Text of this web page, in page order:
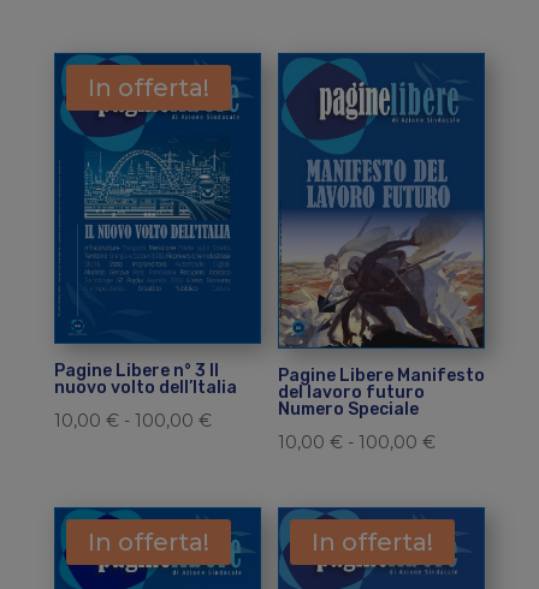
da
10,00 €
a
100,00 €
prezzo:
da
10,00 €
100,00 €
In offerta!
Pagine Libere n° 3 Il
nuovo volto dell’Italia
10,00 € - 100,00 €Fascia
da
10,00 €
a
Pagine Libere Manifesto
del lavoro futuro
Numero Speciale
10,00€ - 100,00€Fascia
prezzo:
10,00 €
In offerta! In offerta!